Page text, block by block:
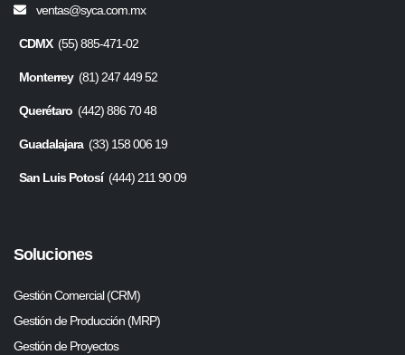
ventas@syca.com.mx
CDMX(55) 885-471-02
Monterrey(81) 247 449 52
Querétaro (442) 886 70 48
Guadalajara(33) 158 006 19
San Luis Potosí(444) 211 90 09
Soluciones
Gestión Comercial (CRM)
Gestión de Producción (MRP)
Gestión de Proyectos